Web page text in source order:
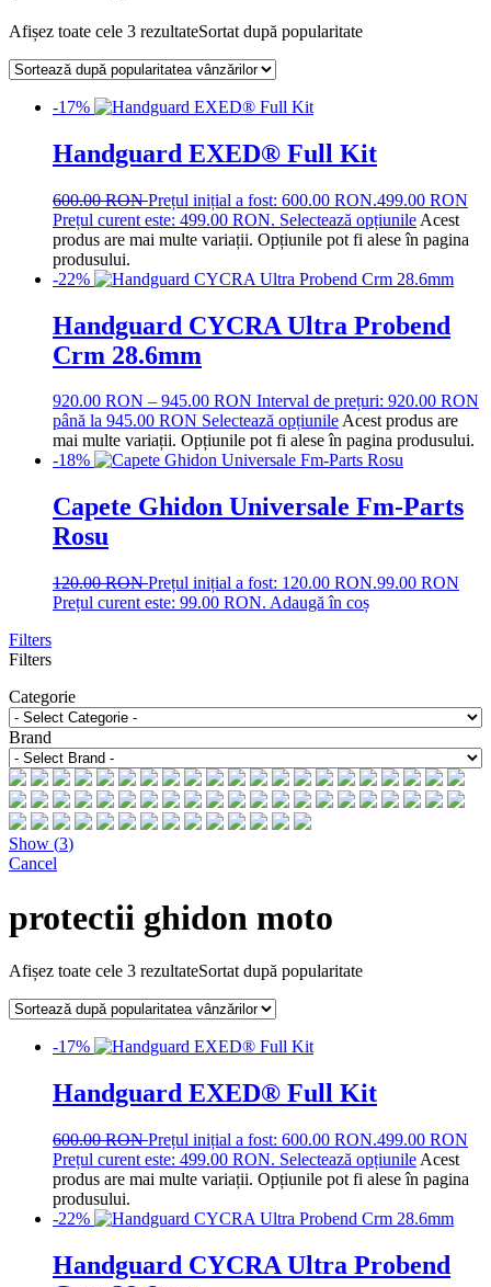
Afișez toate cele 3 rezultateSortat după popularitate
-17%
Handguard EXED® Full Kit
600.00RONPrețul inițial a fost: 600.00 RON.499.00 RON
Prețul curent este: 499.00 RON. Selectează opțiunile Acest
produs are mai multe variații. Opțiunile pot fi alese în pagina
produsului.
-22%
Handguard CYCRA Ultra Probend
Crm 28.6mm
920.00 RON – 945.00 RON Interval de prețuri: 920.00 RON
până la 945.00 RON Selectează opțiunileAcest produs are
mai multe variații. Opțiunile pot fi alese în pagina produsului.
-18%
Capete Ghidon Universale Fm-Parts
Rosu
120.00RONPrețul inițial a fost: 120.00 RON.99.00 RON
Prețul curent este: 99.00 RON. Adaugă în coș
Filters
Filters
Categorie
Brand
Show (3)
Cancel
protectii ghidon moto
Afișez toate cele 3 rezultateSortat după popularitate
-17%
Handguard EXED® Full Kit
600.00RONPrețul inițial a fost: 600.00 RON.499.00 RON
Prețul curent este: 499.00 RON. Selectează opțiunile Acest
produs are mai multe variații. Opțiunile pot fi alese în pagina
produsului.
-22%
Handguard CYCRA Ultra Probend